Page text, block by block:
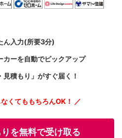
ん入力(所要3分)
カーを自動でピックアップ
積もり」がすぐ届く！
くてももちろんOK！ ／
を無料で受け取る